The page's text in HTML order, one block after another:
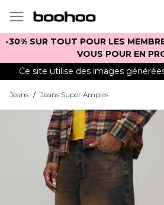
-30% SUR TOUT POUR LES
VOUS POUR EN
Ce site utilise des images
Jeans / Jeans Super Amples